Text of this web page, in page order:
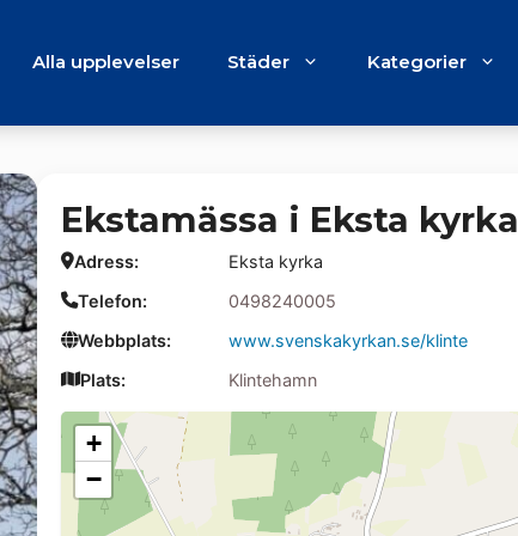
Alla upplevelser Städer Kategorier
Ekstamässa i Eksta kyrka
Adress:
Eksta kyrka
Telefon:
0498240005
Webbplats:
www.svenskakyrkan.se/klinte
Plats:
Klintehamn
+
−